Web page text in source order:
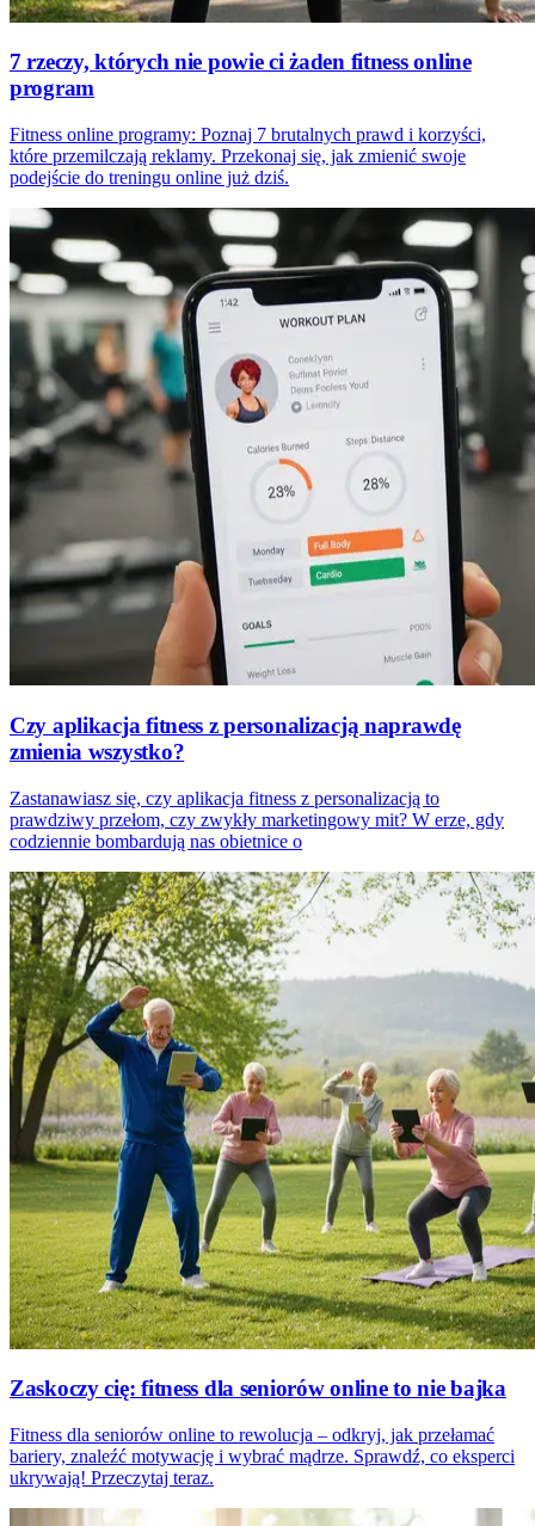
7 rzeczy, których nie powie ci żaden fitness online
program
Fitness online programy: Poznaj 7 brutalnych prawd i korzyści,
które przemilczają reklamy. Przekonaj się, jak zmienić swoje
podejście do treningu online już dziś.
Czy aplikacja fitness z personalizacją naprawdę
zmienia wszystko?
Zastanawiasz się, czy aplikacja fitness z personalizacją to
prawdziwy przełom, czy zwykły marketingowy mit? W erze, gdy
codziennie bombardują nas obietnice o
Zaskoczy cię: fitness dla seniorów online to nie bajka
Fitness dla seniorów online to rewolucja – odkryj, jak przełamać
bariery, znaleźć motywację i wybrać mądrze. Sprawdź, co eksperci
ukrywają! Przeczytaj teraz.